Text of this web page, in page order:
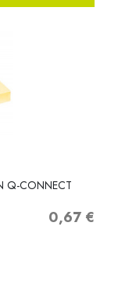
Q-CONNECT
Precio
0,67 €